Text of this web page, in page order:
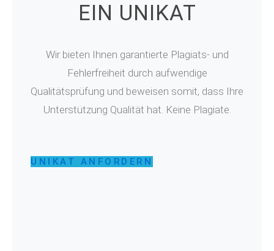
EIN UNIKAT
Wir bieten Ihnen garantierte Plagiats- und
Fehlerfreiheit durch aufwendige
Qualitätsprüfung und beweisen somit, dass Ihre
Unterstützung Qualität hat. Keine Plagiate.
UNIKAT ANFORDERN